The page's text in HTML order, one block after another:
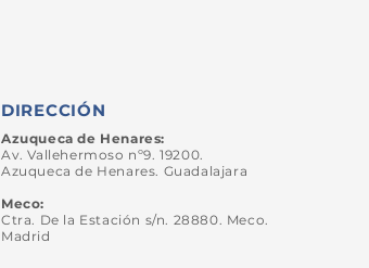
DIRECCIÓN
Azuqueca de Henares:
Av. Vallehermoso nº9. 19200.
Azuqueca de Henares. Guadalajara
Meco:
Ctra. De la Estación s/n. 28880. Meco.
Madrid